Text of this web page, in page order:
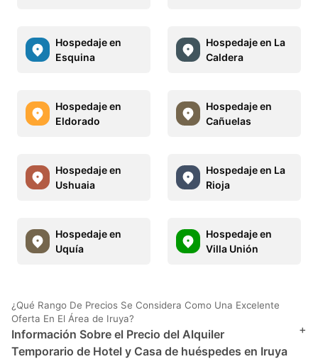
Hospedaje en
Esquina
Hospedaje en La
Caldera
Hospedaje en
Eldorado
Hospedaje en
Cañuelas
Hospedaje en
Ushuaia
Hospedaje en La
Rioja
Hospedaje en
Uquía
Hospedaje en
Villa Unión
¿Qué Rango De Precios Se Considera Como Una Excelente
Oferta En El Área de Iruya?
Información Sobre el Precio del Alquiler
Temporario de Hotel y Casa de huéspedes en Iruya
+